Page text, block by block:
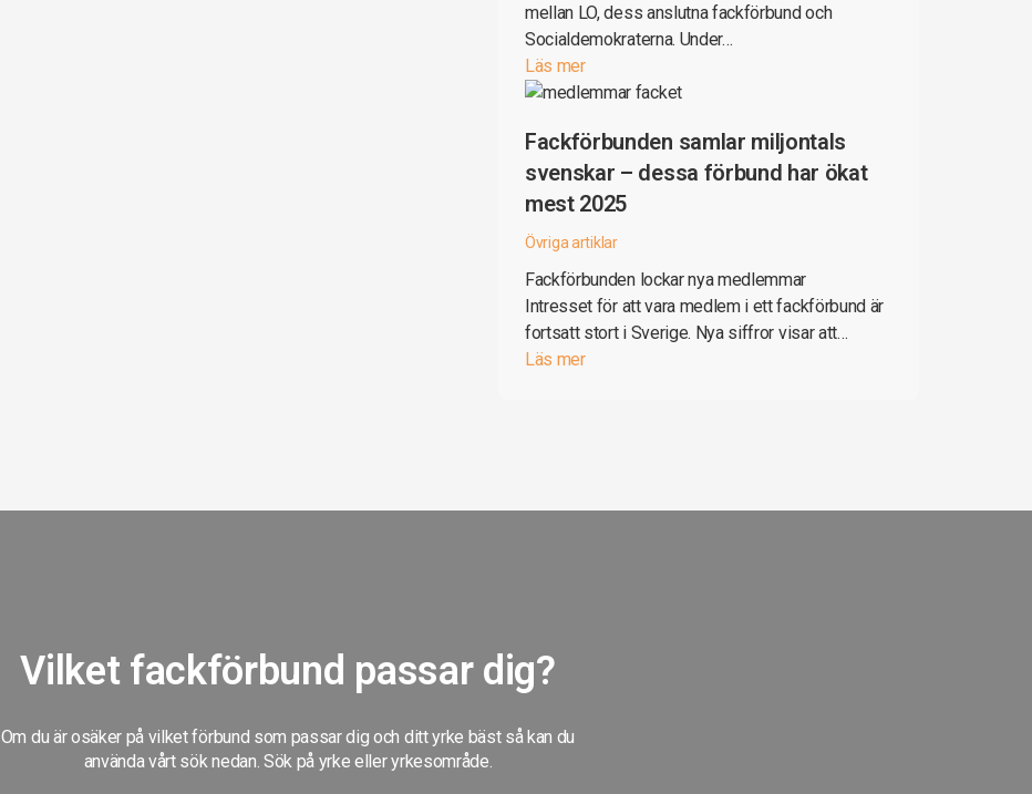
mellan LO, dess anslutna fackförbund och
Socialdemokraterna. Under…
Läs mer
Fackförbunden samlar miljontals
svenskar – dessa förbund har ökat
mest 2025
Övriga artiklar
Fackförbunden lockar nya medlemmar
Intresset för att vara medlem i ett fackförbund är
fortsatt stort i Sverige. Nya siffror visar att…
Läs mer
Vilket fackförbund passar dig?
Om du är osäker på vilket förbund som passar dig och ditt yrke bäst så kan du
använda vårt sök nedan. Sök på yrke eller yrkesområde.